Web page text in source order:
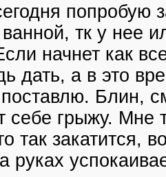
попробую
тк у нее
начнет как
дать, а в это
поставлю. Блин,
себе грыжу.
так закатится,